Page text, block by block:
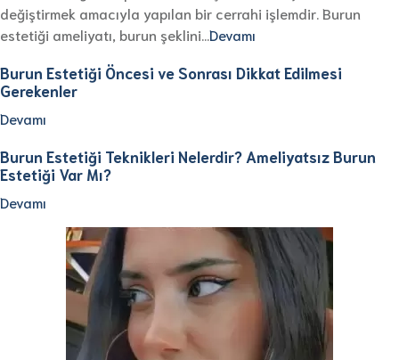
değiştirmek amacıyla yapılan bir cerrahi işlemdir. Burun
estetiği ameliyatı, burun şeklini… Devamı
Burun Estetiği Öncesi ve Sonrası Dikkat Edilmesi
Gerekenler
Devamı
Burun Estetiği Teknikleri Nelerdir? Ameliyatsız Burun
Estetiği Var Mı?
Devamı